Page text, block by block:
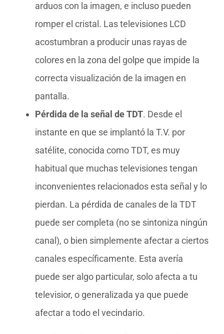
arduos con la imagen, e incluso pueden
romper el cristal. Las televisiones LCD
acostumbran a producir unas rayas de
colores en la zona del golpe que impide la
correcta visualización de la imagen en
pantalla.
Pérdida de la señal de TDT. Desde el
instante en que se implantó la T.V. por
satélite, conocida como TDT, es muy
habitual que muchas televisiones tengan
inconvenientes relacionados esta señal y lo
pierdan. La pérdida de canales de la TDT
puede ser completa (no se sintoniza ningún
canal), o bien simplemente afectar a ciertos
canales específicamente. Esta avería
puede ser algo particular, solo afecta a tu
televisior, o generalizada ya que puede
afectar a todo el vecindario.